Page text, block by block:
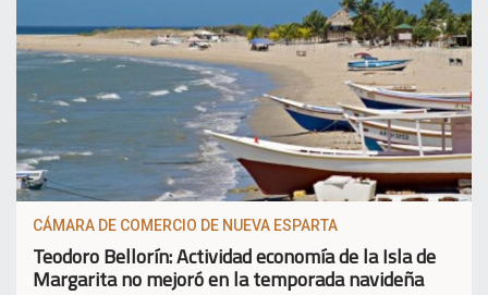
CÁMARA DE COMERCIO DE NUEVA ESPARTA
Teodoro Bellorín: Actividad economía de la Isla de
Margarita no mejoró en la temporada navideña